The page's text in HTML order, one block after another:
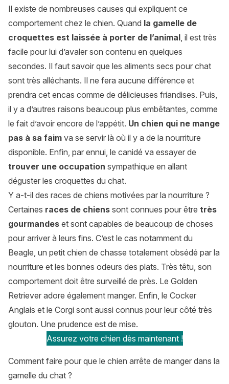
Il existe de nombreuses causes qui expliquent ce
comportement chez le chien. Quand la gamelle de
croquettes est laissée à porter de l’animal, il est très
facile pour lui d’avaler son contenu en quelques
secondes. Il faut savoir que les aliments secs pour chat
sont très alléchants. Il ne fera aucune différence et
prendra cet encas comme de délicieuses friandises. Puis,
il y a d’autres raisons beaucoup plus embêtantes, comme
le fait d’avoir encore de l’appétit. Un chien qui ne mange
pas à sa faim va se servir là où il y a de la nourriture
disponible. Enfin, par ennui, le canidé va essayer de
trouver une occupation sympathique en allant
déguster les croquettes du chat.
Y a-t-il des races de chiens motivées par la nourriture ?
Certaines races de chiens sont connues pour être très
gourmandes et sont capables de beaucoup de choses
pour arriver à leurs fins. C’est le cas notamment du
Beagle, un petit chien de chasse totalement obsédé par la
nourriture et les bonnes odeurs des plats. Très têtu, son
comportement doit être surveillé de près. Le Golden
Retriever adore également manger. Enfin, le Cocker
Anglais et le Corgi sont aussi connus pour leur côté très
glouton. Une prudence est de mise.
Assurez votre chien dès maintenant !
Comment faire pour que le chien arrête de manger dans la
gamelle du chat ?